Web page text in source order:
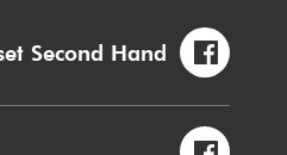
Second Hand